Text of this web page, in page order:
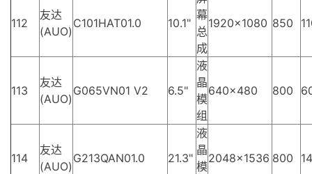
112
友达
(AUO)
C101HAT01.0 10.1"
幕
总
成
1920×1080 850
113
友达
(AUO)
G065VN01 V2 6.5"
液
晶
模
组
640×480 800
114
友达
(AUO)
G213QAN01.0 21.3"
液
晶
模
2048×1536 800